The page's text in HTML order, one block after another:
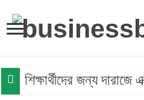
শিক্ষার্থীদের জন্য